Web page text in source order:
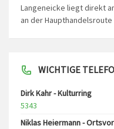
Langeneicke liegt direkt
an der
WICHTIGE
Dirk Kahr - Kulturring
5343
Niklas Heiermann -